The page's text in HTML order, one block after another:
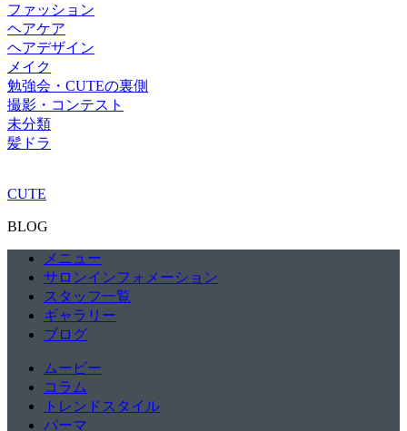
ファッション
ヘアケア
ヘアデザイン
メイク
勉強会・CUTEの裏側
撮影・コンテスト
未分類
髪ドラ
CUTE
BLOG
メニュー
サロンインフォメーション
スタッフ一覧
ギャラリー
ブログ
ムービー
コラム
トレンドスタイル
パーマ